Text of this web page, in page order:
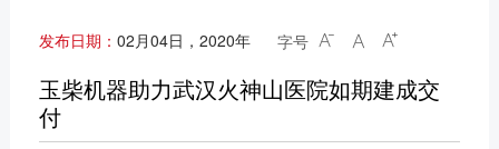
新能源动力
玉柴已在全球拥有完善服
司始建于1951年，是一
家以动力系统为圆心、实
施同心多元化发展的国有
大型企业集团。公司旗下
发布日期： 02月04日，2020年 字号   
玉柴机器助力武汉火神山医院如期建成交
付